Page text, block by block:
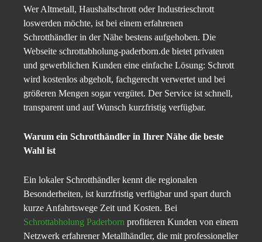
Wer Altmetall, Haushaltschrott oder Industrieschrott
loswerden möchte, ist bei einem erfahrenen
Schrotthändler in der Nähe bestens aufgehoben. Die
Webseite schrottabholung-paderborn.de bietet privaten
und gewerblichen Kunden eine einfache Lösung: Schrott
wird kostenlos abgeholt, fachgerecht verwertet und bei
größeren Mengen sogar vergütet. Der Service ist schnell,
transparent und auf Wunsch kurzfristig verfügbar.
Warum ein Schrotthändler in Ihrer Nähe die beste
Wahl ist
Ein lokaler Schrotthändler kennt die regionalen
Besonderheiten, ist kurzfristig verfügbar und spart durch
kurze Anfahrtswege Zeit und Kosten. Bei
Schrottabholung Paderborn profitieren Kunden von einem
Netzwerk erfahrener Metallhändler, die mit professioneller